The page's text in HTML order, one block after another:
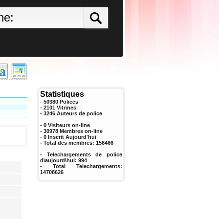
Statistiques
- 50380 Polices
- 2101 Vitrines
- 3246 Auteurs de police
- 0 Visiteurs on-line
- 30978 Membres on-line
- 0 Inscrit Aujourd'hui
- Total des membres: 156466
- Telechargements de police
d\aujourd\hui: 994
- Total Telechargements:
14708626